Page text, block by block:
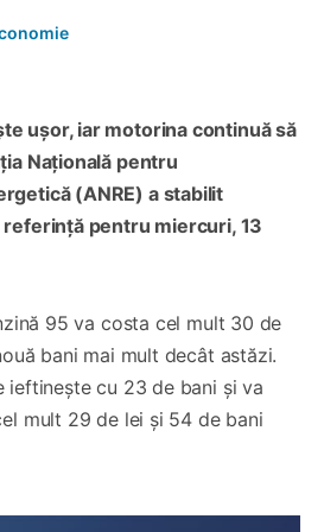
ușor, iar motorina continuă să
Națională pentru
(ANRE) a stabilit
pentru miercuri, 13
95 va costa cel mult 30 de
bani mai mult decât astăzi.
ieftinește cu 23 de bani și va
mult 29 de lei și 54 de bani